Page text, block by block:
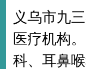
义乌市九
医疗机构
科、耳鼻